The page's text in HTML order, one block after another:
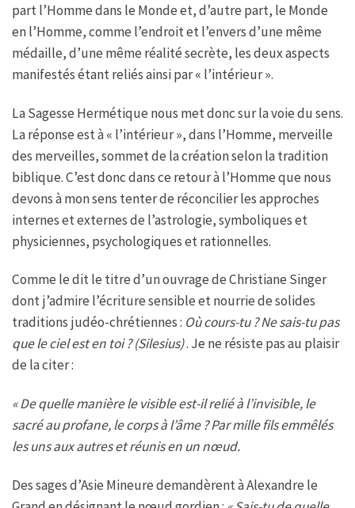
part l’Homme dans le Monde et, d’autre part, le Monde
en l’Homme, comme l’endroit et l’envers d’une même
médaille, d’une même réalité secrète, les deux aspects
manifestés étant reliés ainsi par « l’intérieur ».
La Sagesse Hermétique nous met donc sur la voie du sens.
La réponse est à « l’intérieur », dans l’Homme, merveille
des merveilles, sommet de la création selon la tradition
biblique. C’est donc dans ce retour à l’Homme que nous
devons à mon sens tenter de réconcilier les approches
internes et externes de l’astrologie, symboliques et
physiciennes, psychologiques et rationnelles.
Comme le dit le titre d’un ouvrage de Christiane Singer
dont j’admire l’écriture sensible et nourrie de solides
traditions judéo-chrétiennes : Où cours-tu ? Ne sais-tu pas
que le ciel est en toi ? (Silesius). Je ne résiste pas au plaisir
de la citer :
« De quelle manière le visible est-il relié à l’invisible, le
sacré au profane, le corps à l’âme ? Par mille fils emmêlés
les uns aux autres et réunis en un nœud.
Des sages d’Asie Mineure demandèrent à Alexandre le